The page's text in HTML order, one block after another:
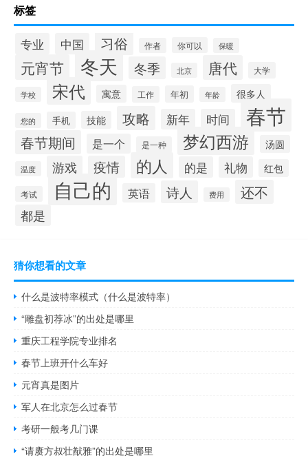
标签
专业 中国 习俗 作者 你可以 保暖
元宵节 冬天 冬季 北京 唐代 大学
学校 宋代 寓意 工作 年初 年龄 很多人
您的 手机 技能 攻略 新年 时间 春节
春节期间 是一个 是一种 梦幻西游 汤圆
温度 游戏 疫情 的人 的是 礼物 红包
考试 自己的 英语 诗人 费用 还不
都是
猜你想看的文章
什么是波特率模式（什么是波特率）
“雕盘初荐冰”的出处是哪里
重庆工程学院专业排名
春节上班开什么车好
元宵真是图片
军人在北京怎么过春节
考研一般考几门课
“请赓方叔壮猷雅”的出处是哪里